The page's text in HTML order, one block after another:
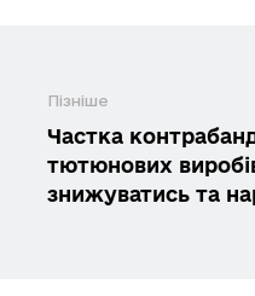
Пізніше
Частка
тютюнових
знижуватись та